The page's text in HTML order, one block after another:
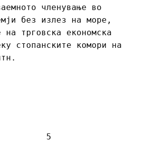
членување во
без излез на море,
на трговска економска
стопанските комори на